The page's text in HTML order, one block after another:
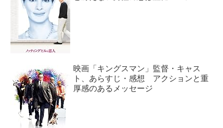
映画「キングスマン」監督・キャス
ト、あらすじ・感想 アクションと重
厚感のあるメッセージ